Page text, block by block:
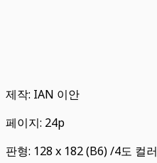
제작: IAN 이안
페이지: 24p
판형: 128 x 182 (B6) /4도 컬러